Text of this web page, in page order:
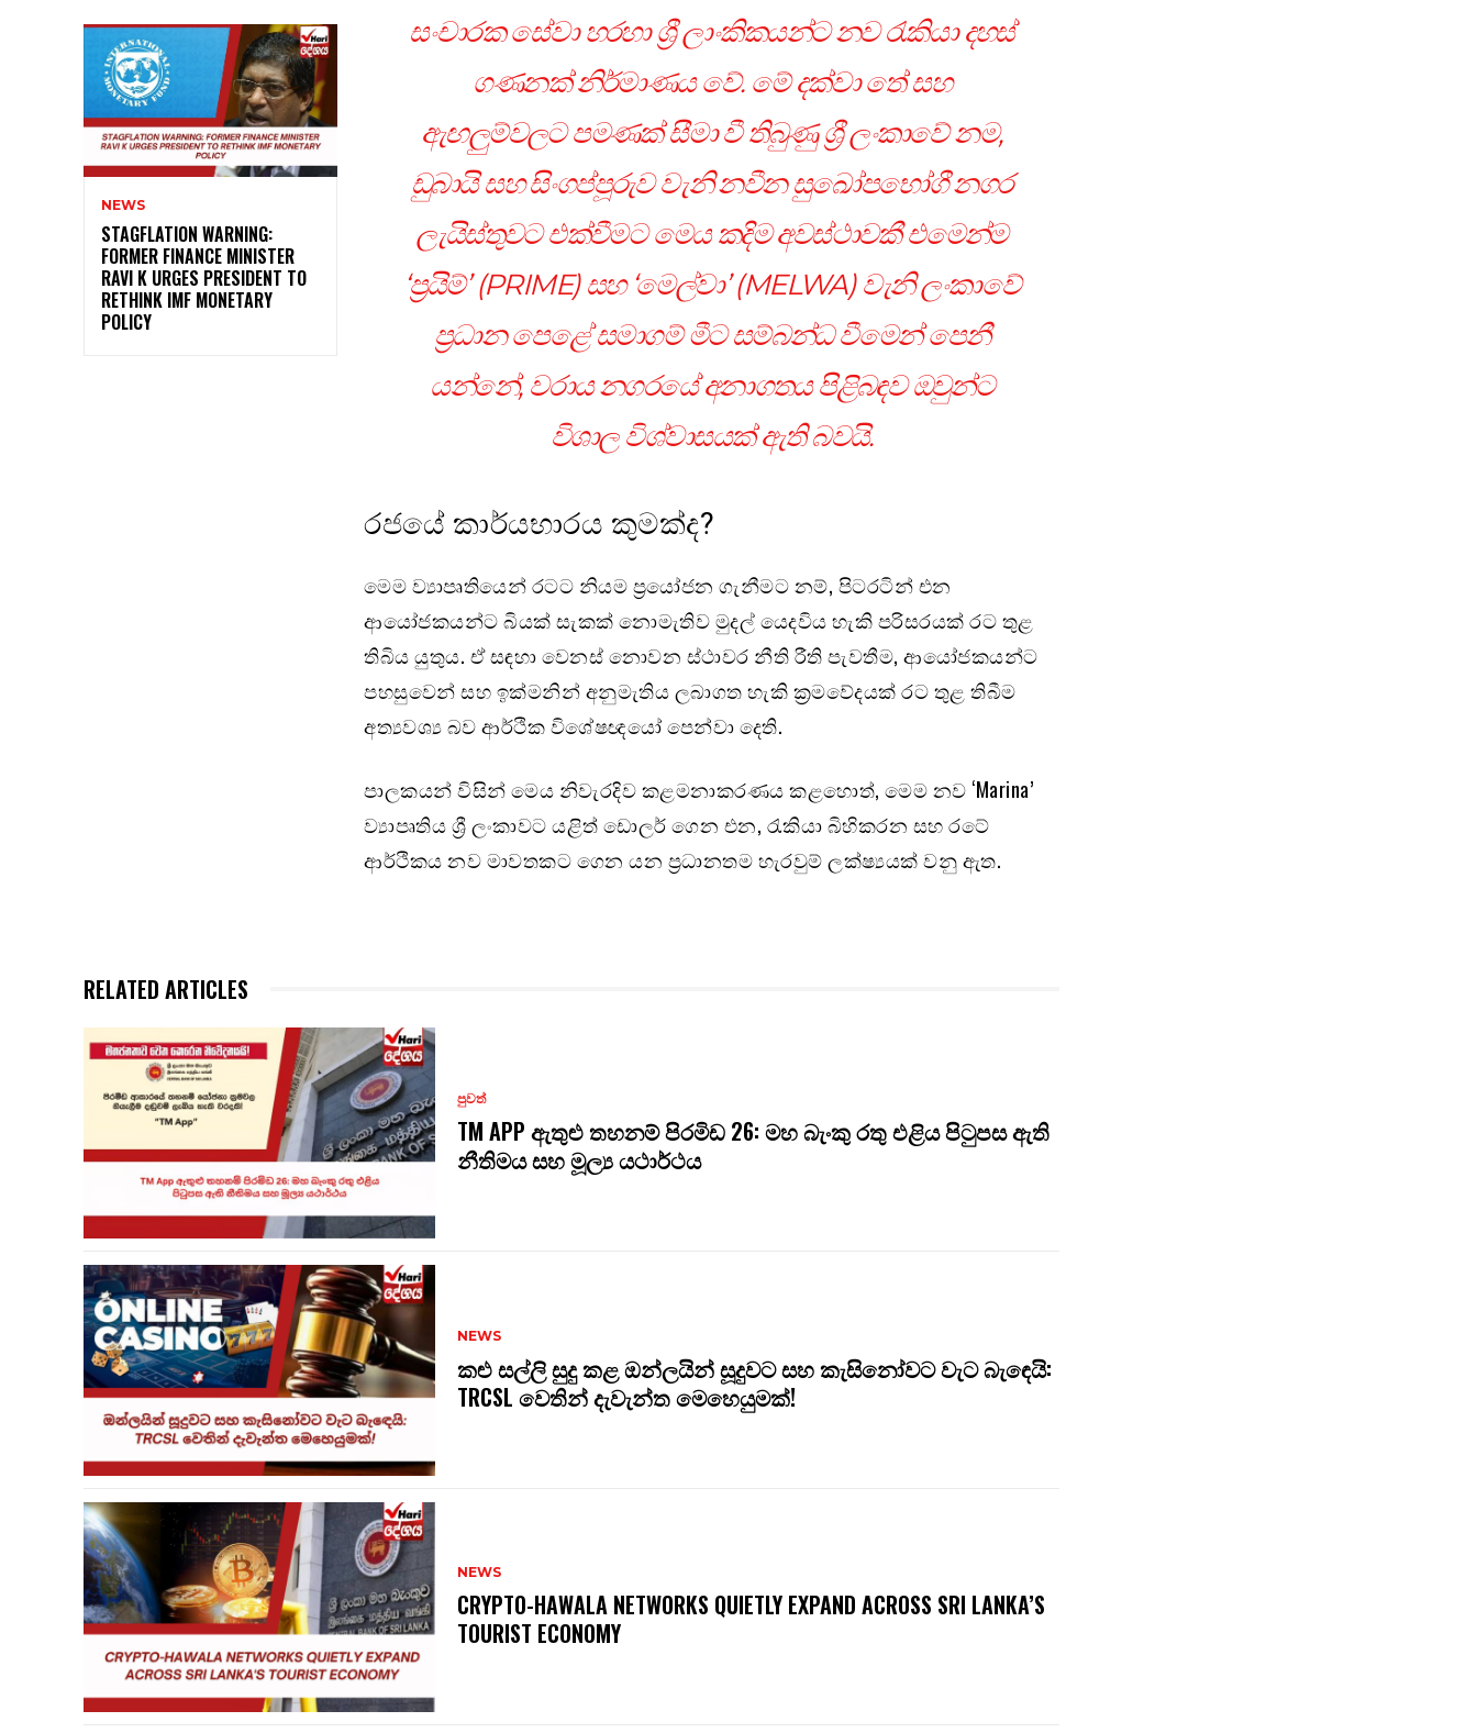
NEWS
STAGFLATION WARNING:
FORMER FINANCE MINISTER
RAVI K URGES PRESIDENT TO
RETHINK IMF MONETARY
POLICY
සංචාරක සේවා හරහා ශ්‍රී ලාංකිකයන්ට නව රැකියා දහස්
ගණනක් නිර්මාණය වේ. මේ දක්වා තේ සහ
ඇඟලුම්වලට පමණක් සීමා වී තිබුණු ශ්‍රී ලංකාවේ නම,
ඩුබායි සහ සිංගප්පූරුව වැනි නවීන සුඛෝපභෝගී නගර
ලැයිස්තුවට එක්වීමට මෙය කදිම අවස්ථාවකී එමෙන්ම
‘ප්‍රයිම්’ (PRIME) සහ ‘මෙල්වා’ (MELWA) වැනි ලංකාවේ
ප්‍රධාන පෙළේ සමාගම් මීට සම්බන්ධ වීමෙන් පෙනී
යන්නේ, වරාය නගරයේ අනාගතය පිළිබඳව ඔවුන්ට
විශාල විශ්වාසයක් ඇති බවයි.
රජයේ කාර්යභාරය කුමක්ද?
මෙම ව්‍යාපෘතියෙන් රටට නියම ප්‍රයෝජන ගැනීමට නම්, පිටරටින් එන
ආයෝජකයන්ට බියක් සැකක් නොමැතිව මුදල් යෙදවිය හැකි පරිසරයක් රට තුළ
තිබිය යුතුය. ඒ සඳහා වෙනස් නොවන ස්ථාවර නීති රීති පැවතීම, ආයෝජකයන්ට
පහසුවෙන් සහ ඉක්මනින් අනුමැතිය ලබාගත හැකි ක්‍රමවේදයක් රට තුළ තිබීම
අත්‍යවශ්‍ය බව ආර්ථික විශේෂඥයෝ පෙන්වා දෙති.
පාලකයන් විසින් මෙය නිවැරදිව කළමනාකරණය කළහොත්, මෙම නව ‘Marina’
ව්‍යාපෘතිය ශ්‍රී ලංකාවට යළිත් ඩොලර් ගෙන එන, රැකියා බිහිකරන සහ රටේ
ආර්ථිකය නව මාවතකට ගෙන යන ප්‍රධානතම හැරවුම් ලක්ෂ්‍යයක් වනු ඇත.
RELATED ARTICLES
පුවත්
TM APP ඇතුළු තහනම් පිරමිඩ 26: මහ බැංකු රතු එළිය පිටුපස ඇති
නීතිමය සහ මූල්‍ය යථාර්ථය
NEWS
කළු සල්ලි සුදු කළ ඔන්ලයින් සූදුවට සහ කැසිනෝවට වැට බැඳෙයි:
TRCSL වෙතින් දැවැන්ත මෙහෙයුමක්!
NEWS
CRYPTO-HAWALA NETWORKS QUIETLY EXPAND ACROSS SRI LANKA’S
TOURIST ECONOMY